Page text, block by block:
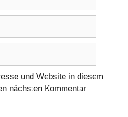
und Website in diesem
nächsten Kommentar